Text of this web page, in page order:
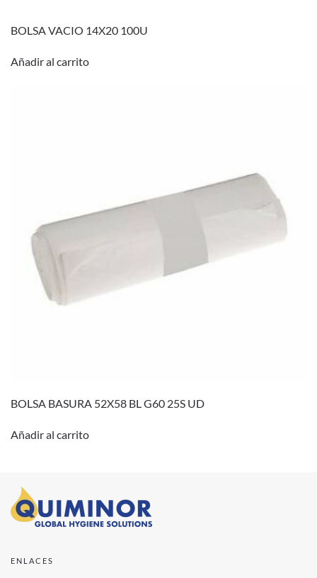
BOLSA VACIO 14X20 100U
Añadir al carrito
BOLSA BASURA 52X58 BL G60 25S UD
Añadir al carrito
ENLACES